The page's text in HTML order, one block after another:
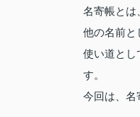
名寄帳とは
他の名前と
使い道とし
す。
今回は、名